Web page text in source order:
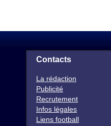
Contacts
La rédaction
Publicité
Recrutement
Infos légales
Liens football